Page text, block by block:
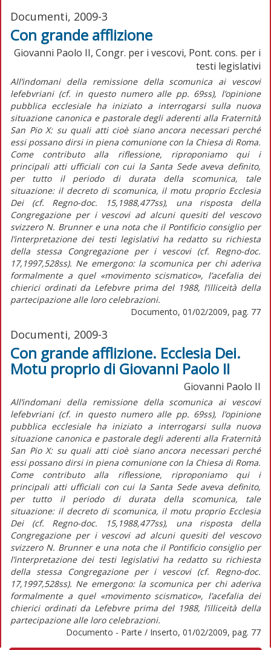
Documenti, 2009-3
Con grande afflizione
Giovanni Paolo II, Congr. per i vescovi, Pont. cons. per i
testi legislativi
All’indomani della remissione della scomunica ai vescovi
lefebvriani (cf. in questo numero alle pp. 69ss), l’opinione
pubblica ecclesiale ha iniziato a interrogarsi sulla nuova
situazione canonica e pastorale degli aderenti alla Fraternità
San Pio X: su quali atti cioè siano ancora necessari perché
essi possano dirsi in piena comunione con la Chiesa di Roma.
Come contributo alla riflessione, riproponiamo qui i
principali atti ufficiali con cui la Santa Sede aveva definito,
per tutto il periodo di durata della scomunica, tale
situazione: il decreto di scomunica, il motu proprio Ecclesia
Dei (cf. Regno-doc. 15,1988,477ss), una risposta della
Congregazione per i vescovi ad alcuni quesiti del vescovo
svizzero N. Brunner e una nota che il Pontificio consiglio per
l’interpretazione dei testi legislativi ha redatto su richiesta
della stessa Congregazione per i vescovi (cf. Regno-doc.
17,1997,528ss). Ne emergono: la scomunica per chi aderiva
formalmente a quel «movimento scismatico», l’acefalia dei
chierici ordinati da Lefebvre prima del 1988, l’illiceità della
partecipazione alle loro celebrazioni.
Documento, 01/02/2009, pag. 77
Documenti, 2009-3
Con grande afflizione. Ecclesia Dei.
Motu proprio di Giovanni Paolo II
Giovanni Paolo II
All’indomani della remissione della scomunica ai vescovi
lefebvriani (cf. in questo numero alle pp. 69ss), l’opinione
pubblica ecclesiale ha iniziato a interrogarsi sulla nuova
situazione canonica e pastorale degli aderenti alla Fraternità
San Pio X: su quali atti cioè siano ancora necessari perché
essi possano dirsi in piena comunione con la Chiesa di Roma.
Come contributo alla riflessione, riproponiamo qui i
principali atti ufficiali con cui la Santa Sede aveva definito,
per tutto il periodo di durata della scomunica, tale
situazione: il decreto di scomunica, il motu proprio Ecclesia
Dei (cf. Regno-doc. 15,1988,477ss), una risposta della
Congregazione per i vescovi ad alcuni quesiti del vescovo
svizzero N. Brunner e una nota che il Pontificio consiglio per
l’interpretazione dei testi legislativi ha redatto su richiesta
della stessa Congregazione per i vescovi (cf. Regno-doc.
17,1997,528ss). Ne emergono: la scomunica per chi aderiva
formalmente a quel «movimento scismatico», l’acefalia dei
chierici ordinati da Lefebvre prima del 1988, l’illiceità della
partecipazione alle loro celebrazioni.
Documento - Parte / Inserto, 01/02/2009, pag. 77